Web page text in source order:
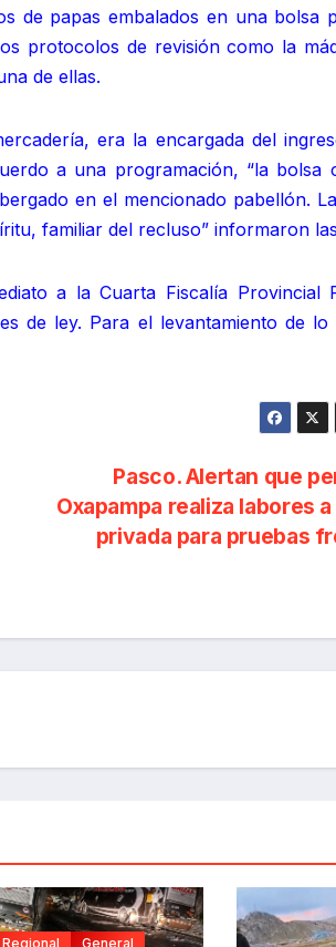
de papas embalados en una bolsa
protocolos de revisión como la
de ellas.
era la encargada del
a una programación, “la bolsa
en el mencionado pabellón.
familiar del recluso” informaron
a la Cuarta Fiscalía Provincial
de ley. Para el levantamiento de
Pasco. Alertan que
Oxapampa realiza labores
privada para pruebas
General